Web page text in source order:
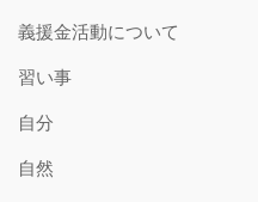
義援金活動について
習い事
自分
自然